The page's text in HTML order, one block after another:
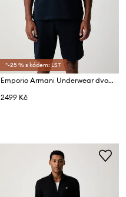
*-25 % s kódem: LST
Emporio Armani Underwear dvoudílné pyžamo pánské bavlněné s elastanem
2499 Kč